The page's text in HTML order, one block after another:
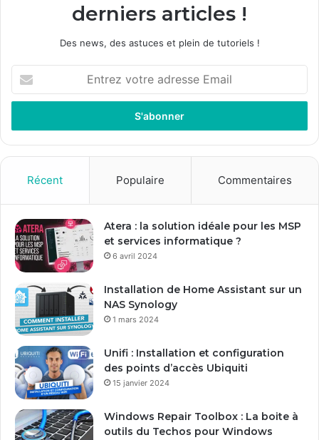
derniers articles !
Des news, des astuces et plein de tutoriels !
t
e
z
r
e
a
d
s
e
m
a
Récent Populaire Commentaires
Atera : la solution idéale pour les MSP
et services informatique ?
6 avril 2024
Installation de Home Assistant sur un
NAS Synology
1 mars 2024
Unifi : Installation et configuration
des points d’accès Ubiquiti
15 janvier 2024
Windows Repair Toolbox : La boite à
outils du Techos pour Windows